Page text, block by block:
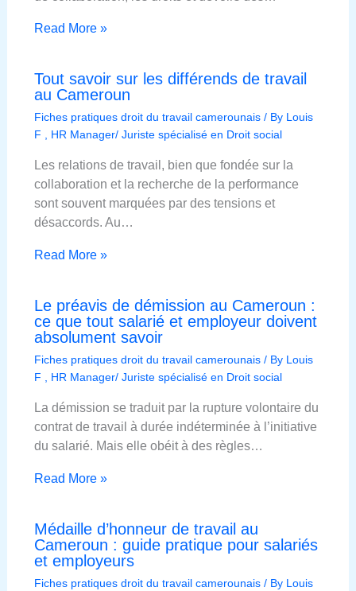
Read More »
Tout savoir sur les différends de travail
au Cameroun
Fiches pratiques droit du travail camerounais/ By Louis
F , HR Manager/ Juriste spécialisé en Droit social
Les relations de travail, bien que fondée sur la
collaboration et la recherche de la performance
sont souvent marquées par des tensions et
désaccords. Au…
Read More »
Le préavis de démission au Cameroun :
ce que tout salarié et employeur doivent
absolument savoir
Fiches pratiques droit du travail camerounais/ By Louis
F , HR Manager/ Juriste spécialisé en Droit social
La démission se traduit par la rupture volontaire du
contrat de travail à durée indéterminée à l’initiative
du salarié. Mais elle obéit à des règles…
Read More »
Médaille d’honneur de travail au
Cameroun : guide pratique pour salariés
et employeurs
Fiches pratiques droit du travail camerounais/ By Louis